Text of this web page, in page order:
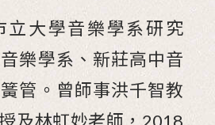
立大學音樂學系研究
樂學系、新莊高中音
管。曾師事洪千智教
及林虹妙老師，2018